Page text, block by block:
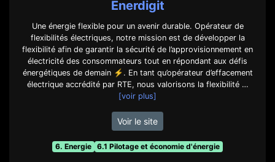
Enerdigit
Une énergie flexible pour un avenir durable. Opérateur de
flexibilités électriques, notre mission est de développer la
flexibilité afin de garantir la sécurité de l’approvisionnement en
électricité des consommateurs tout en répondant aux défis
énergétiques de demain ⚡​. En tant qu’opérateur d’effacement
électrique accrédité par RTE, nous valorisons la flexibilité …
[voir plus]
Voir le site
6. Energie 6.1 Pilotage et économie d'énergie